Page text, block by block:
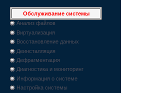
Обслуживание системы
Анализ файлов
Виртуализация
Восстановление данных
Деинсталляция
Дефрагментация
Диагностика и мониторинг
Информация о системе
Настройка системы